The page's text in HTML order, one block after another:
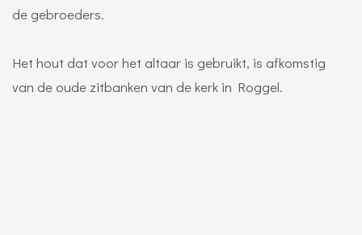
de gebroeders.
Het hout dat voor het altaar is gebruikt, is afkomstig
van de oude zitbanken van de kerk in Roggel.